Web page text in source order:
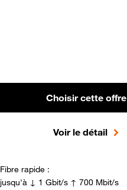
Choisir cette offre
Voir le détail
Fibre rapide :
jusqu'à ↓ 1 Gbit/s ↑ 700 Mbit/s